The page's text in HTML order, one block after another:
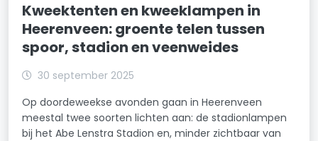
Kweektenten en kweeklampen in
Heerenveen: groente telen tussen
spoor, stadion en veenweides
30 september 2025
Op doordeweekse avonden gaan in Heerenveen
meestal twee soorten lichten aan: de stadionlampen
bij het Abe Lenstra Stadion en, minder zichtbaar van